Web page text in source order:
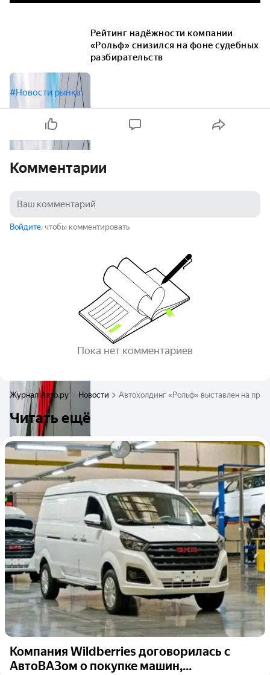
Рейтинг надёжности компании
«Рольф» снизился на фоне судебных
разбирательств
#Новости рынка
Комментарии
Войдите, чтобы комментировать
Пока нет комментариев
Журнал Авто.ру Новости Автохолдинг «Рольф» выставлен на
Читать ещё
Компания Wildberries договорилась с
АвтоВАЗом о покупке машин,...